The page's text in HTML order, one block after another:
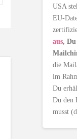
USA
EU-
aus,
die
im
Du
Du den
musst